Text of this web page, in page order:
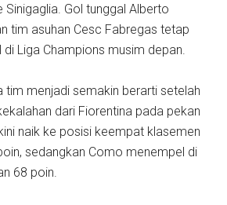
Sinigaglia. Gol tunggal Alberto
tim asuhan Cesc Fabregas tetap
Liga Champions musim depan.
tim menjadi semakin berarti setelah
dari Fiorentina pada pekan
naik ke posisi keempat klasemen
sedangkan Como menempel di
68 poin.